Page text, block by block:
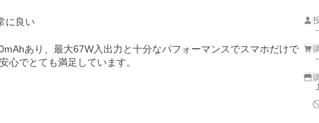
に良い
あり、最大67W入出力と十分なパフォーマンスでスマホだけで
心でとても満足しています。
-
-